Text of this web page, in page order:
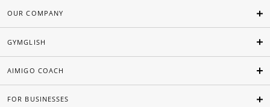
OUR COMPANY
GYMGLISH
AIMIGO COACH
FOR BUSINESSES